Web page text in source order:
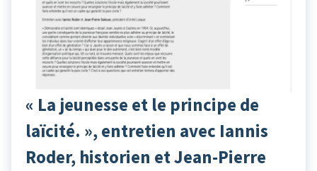
« La jeunesse et le principe de
laïcité. », entretien avec Iannis
Roder, historien et Jean-Pierre